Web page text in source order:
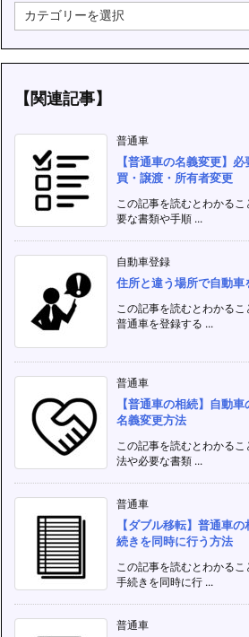
カ
ゴ
ー【関連記事】
普通車
【普通車の名義変更】
買・譲渡・所有者変更
この記事を読むとわかるこ
要な書類や手順 ...
自動車登録
住所と違う場所で自動車
この記事を読むとわかるこ
普通車を登録する ...
普通車
【普通車の相続】自動
名義変更方法
この記事を読むとわかるこ
法や必要な書類 ...
普通車
【ダブル移転】普通車
続きを同時に行う方法
この記事を読むとわかるこ
手続きを同時に行 ...
普通車